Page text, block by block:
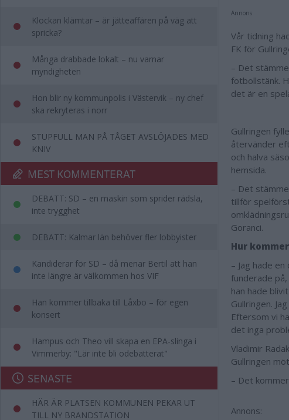
Klockan klämtar – är jätteaffären på väg att
spricka?
Många drabbade lokalt – nu varnar
myndigheten
Hon blir ny kommunpolis i Västervik – ny chef
ska rekryteras i norr
STUPFULL MAN PÅ TÅGET AVSLÖJADES MED
KNIV
MEST KOMMENTERAT
DEBATT: SD – en maskin som sprider rädsla,
inte trygghet
DEBATT: Kalmar län behöver fler lobbyister
Kandiderar för SD – då menar Bertil att han
inte längre är välkommen hos VIF
Han kommer tillbaka till Låxbo – för egen
konsert
Hampus och Theo vill skapa en EPA-slinga i
Vimmerby: "Lär inte bli odebatterat"
SENASTE
HÄR ÄR PLATSEN KOMMUNEN PEKAR UT
TILL NY BRANDSTATION
Annons:
Vår tidning
FK för
– Det
fotbollstänk.
det är en
Gullringen
återvänder
och halva
hemsida.
– Det
tillför
Goranci.
Hur
– Jag hade
funderade på,
han hade
Gullringen.
Eftersom vi
det inga
Vladimir
Gullringen
– Det
Annons: